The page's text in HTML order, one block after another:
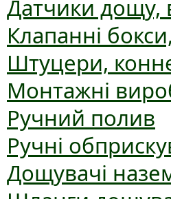
Датчики дощу,
Клапанні
Штуцери,
Монтажні
Ручний полив
Ручні
Дощувачі